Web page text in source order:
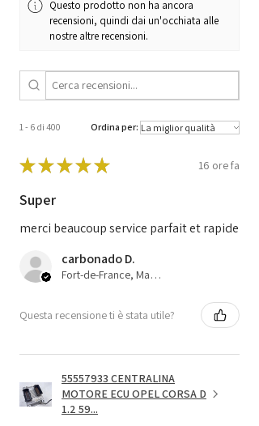
SW2202 / WZU
Questo prodotto non ha ancora
recensioni, quindi dai un'occhiata alle
nostre altre recensioni.
1 - 6 di 400 Ordina per:
★★★★★ 16 ore fa
Super
merci beaucoup service parfait et rapide
carbonado D.
Fort-de-France, Martinique
Questa recensione ti è stata utile?
55557933 CENTRALINA
MOTORE ECU OPEL CORSA D
1.2 59...